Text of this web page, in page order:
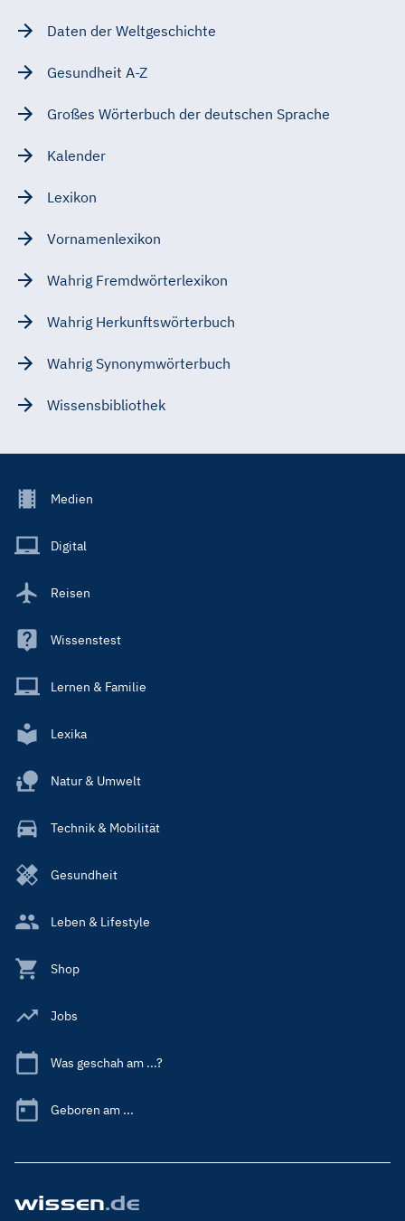
Daten der Weltgeschichte
Gesundheit A-Z
Großes Wörterbuch der deutschen Sprache
Kalender
Lexikon
Vornamenlexikon
Wahrig Fremdwörterlexikon
Wahrig Herkunftswörterbuch
Wahrig Synonymwörterbuch
Wissensbibliothek
Footer
Main
Medien
Digital
Reisen
Wissenstest
Lernen & Familie
Lexika
Natur & Umwelt
Technik & Mobilität
Gesundheit
Leben & Lifestyle
Shop
Jobs
Was geschah am ...?
Geboren am ...